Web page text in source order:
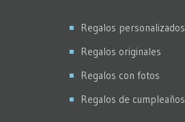
Regalos personalizados
Regalos originales
Regalos con fotos
Regalos de cumpleaños